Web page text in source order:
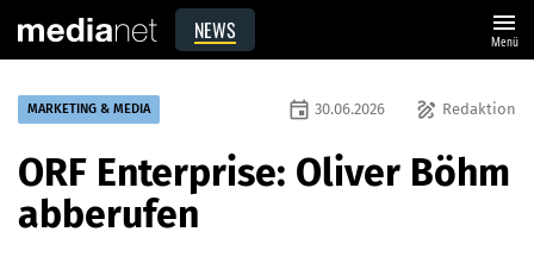
NEWS menu
Menü
MARKETING & MEDIA draw Redaktion
event 30.06.2026
ORF Enterprise: Oliver Böhm
abberufen